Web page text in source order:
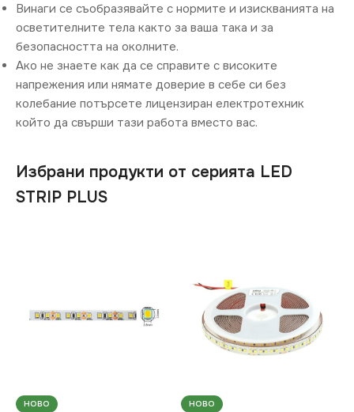
Винаги се съобразявайте с нормите и изискванията на
осветителните тела както за ваша така и за
безопасността на околните.
Ако не знаете как да се справите с високите
напрежения или нямате доверие в себе си без
колебание потърсете лицензиран електротехник
който да свърши тази работа вместо вас.
Избрани продукти от серията LED
STRIP PLUS
НОВО НОВО